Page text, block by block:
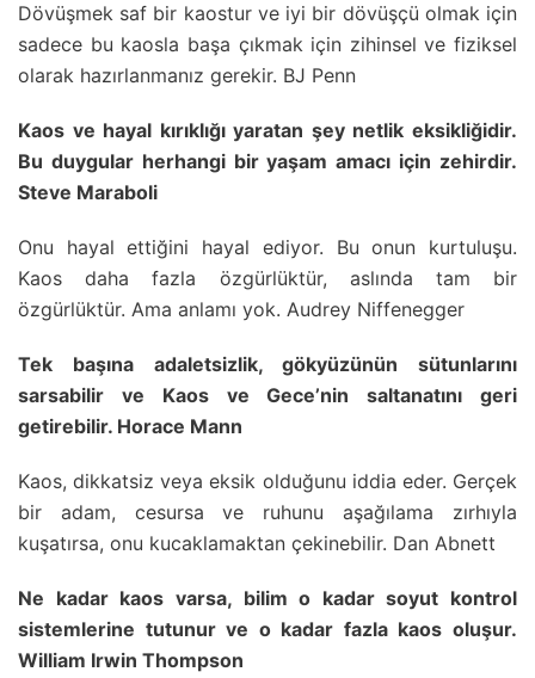
Dövüşmek saf bir kaostur ve iyi bir dövüşçü olmak için
sadece bu kaosla başa çıkmak için zihinsel ve fiziksel
olarak hazırlanmanız gerekir. BJ Penn
Kaos ve hayal kırıklığı yaratan şey netlik eksikliğidir.
Bu duygular herhangi bir yaşam amacı için zehirdir.
Steve Maraboli
Onu hayal ettiğini hayal ediyor. Bu onun kurtuluşu.
Kaos daha fazla özgürlüktür, aslında tam bir
özgürlüktür. Ama anlamı yok. Audrey Niffenegger
Tek başına adaletsizlik, gökyüzünün sütunlarını
sarsabilir ve Kaos ve Gece’nin saltanatını geri
getirebilir. Horace Mann
Kaos, dikkatsiz veya eksik olduğunu iddia eder. Gerçek
bir adam, cesursa ve ruhunu aşağılama zırhıyla
kuşatırsa, onu kucaklamaktan çekinebilir. Dan Abnett
Ne kadar kaos varsa, bilim o kadar soyut kontrol
sistemlerine tutunur ve o kadar fazla kaos oluşur.
William Irwin Thompson